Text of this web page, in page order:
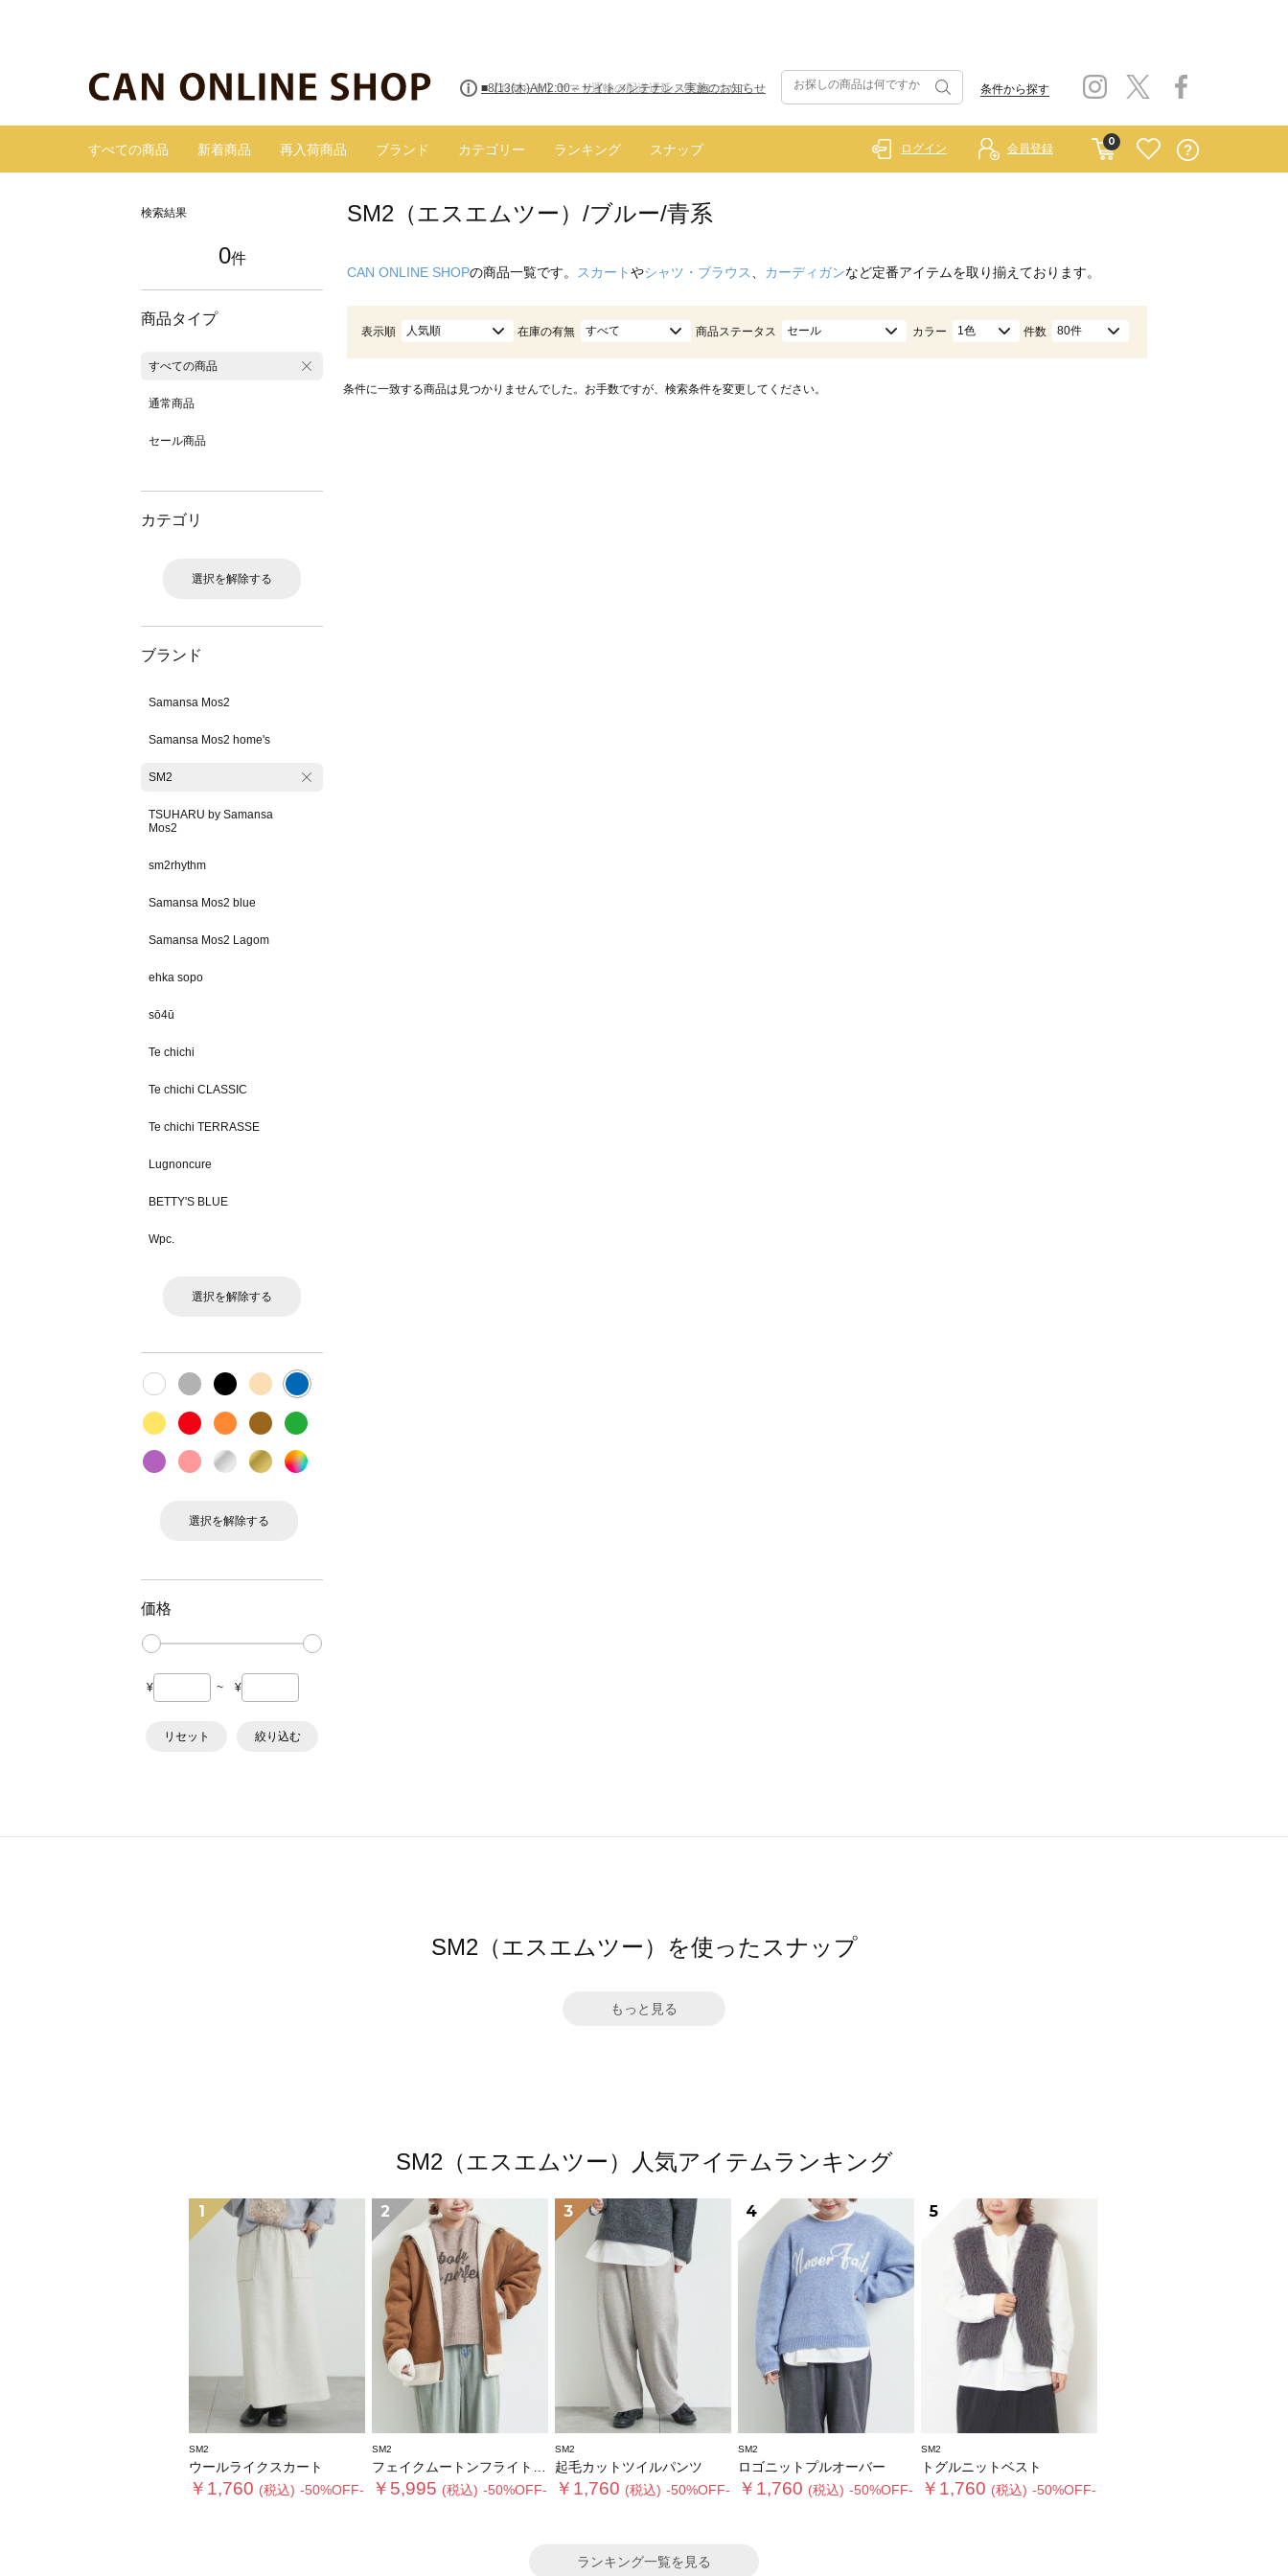
■【お知らせ】ヤマト運輸の配送遅延・停止について 条件から探す
すべての商品 新着商品 再入荷商品 ブランド カテゴリー ランキング スナップ
0
ログイン 会員登録
検索結果
0件
商品タイプ
すべての商品
通常商品
セール商品
カテゴリ
選択を解除する
ブランド
Samansa Mos2
Samansa Mos2 home's
SM2
TSUHARU by Samansa
Mos2
sm2rhythm
Samansa Mos2 blue
Samansa Mos2 Lagom
ehka sopo
sō4ū
Te chichi
Te chichi CLASSIC
Te chichi TERRASSE
Lugnoncure
BETTY'S BLUE
Wpc.
選択を解除する
選択を解除する
価格
¥ ~ ¥
リセット 絞り込む
SM2（エスエムツー）/ブルー/青系
CAN ONLINE SHOPの商品一覧です。 スカートやシャツ・ブラウス カーディガンなど定番アイテムを取り揃えております。
表示順 人気順 在庫の有無 すべて 商品ステータス セール カラー 1色 件数 80件
条件に一致する商品は見つかりませんでした。お手数ですが、検索条件を変更してください。
SM2（エスエムツー）を使ったスナップ
もっと見る
SM2（エスエムツー）人気アイテムランキング
1
SM2
ウールライクスカート
￥1,760 (税込) -50%OFF-
2
SM2
フェイクムートンフライトジャケット
￥5,995 (税込) -50%OFF-
3
SM2
起毛カットツイルパンツ
￥1,760 (税込) -50%OFF-
4
SM2
ロゴニットプルオーバー
￥1,760 (税込) -50%OFF-
5
SM2
トグルニットベスト
￥1,760 (税込) -50%OFF-
ランキング一覧を見る